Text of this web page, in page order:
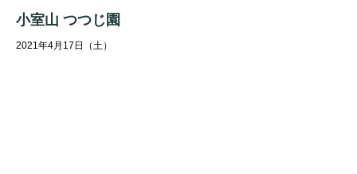
小室山 つつじ園
2021年4月17日（土）